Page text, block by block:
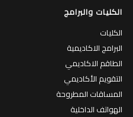
الكليات والبرامج
الكليات
البرامج الاكاديمية
الطاقم الاكاديمي
التقويم الأكاديمي
المساقات المطروحة
الهواتف الداخلية